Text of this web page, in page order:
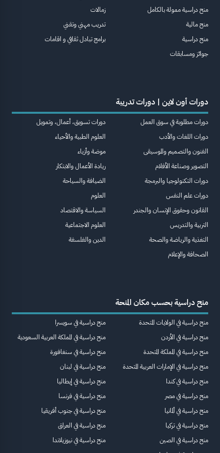
منح دراسية ممولة بالكامل
منح مالية
منح دراسية
جوائز ومسابقات
زمالات
تدريب مهني وتقني
برامج تبادل ثقافي و اقامات
دورات أون لاين | دورات تدريبة
دورات مطلوبة في سوق العمل
دورات اللغات والأدب
الفنون والتصميم والموسيقى
التصوير وصناعة الأفلام
دورات التكنولوجيا والبرمجة
دورات علم النفس
القانون وحقوق الإنسان والجندر
التربية والتدريس
التغذية والرياضة والصحة
الصحافة والإعلام
دورات تسويق، أعمال، وتمويل
العلوم الطبية والأحياء
موضة وأزياء
ريادة الأعمال والابتكار
الضيافة والسياحة
العلوم
السياسة والاقتصاد
العلوم الاجتماعية
الدين والفلسفة
منح دراسية بحسب مكان المنحة
منح دراسية في الولايات المتحدة
منح دراسية في الأردن
منح دراسية في المملكة المتحدة
منح دراسية في الإمارات العربية المتحدة
منح دراسية في كندا
منح دراسية في مصر
منح دراسية في ألمانيا
منح دراسية في تركيا
منح دراسية في الصين
منح دراسية في سويسرا
منح دراسية في المملكة العربية السعودية
منح دراسية في سنغافورة
منح دراسية في لبنان
منح دراسية في إيطاليا
منح دراسية في فرنسا
منح دراسية في جنوب أفريقيا
منح دراسية في العراق
منح دراسية في نيوزيلاندا